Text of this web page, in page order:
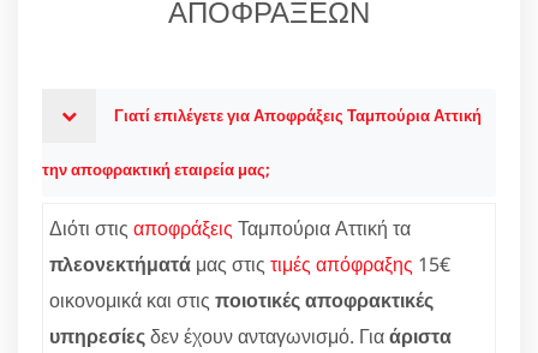
ΑΠΟΦΡΑΞΕΩΝ
Γιατί επιλέγετε για Αποφράξεις Ταμπούρια Αττική
την αποφρακτική εταιρεία μας;
Διότι στις αποφράξεις Ταμπούρια Αττική τα
πλεονεκτήματά μας στις τιμές απόφραξης 15€
οικονομικά και στις ποιοτικές αποφρακτικές
υπηρεσίεςδεν έχουν ανταγωνισμό. Γιαάριστα